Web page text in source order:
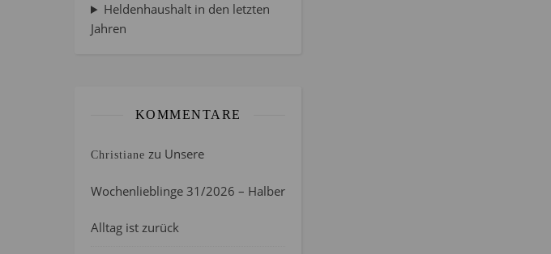
Heldenhaushalt in den letzten
Jahren
KOMMENTARE
Christiane zu Unsere
Wochenlieblinge 31/2026 – Halber
Alltag ist zurück